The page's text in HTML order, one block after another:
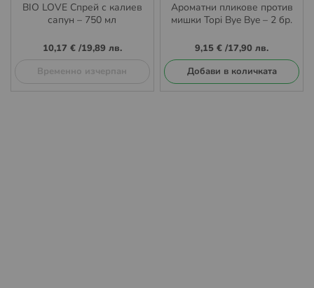
BIO LOVE Спрей с калиев
сапун – 750 мл
10,17 €/19,89 лв.
Временно изчерпан
Ароматни пликове против
мишки Topi Bye Bye – 2 бр.
9,15 € /17,90 лв.
Добави в количката